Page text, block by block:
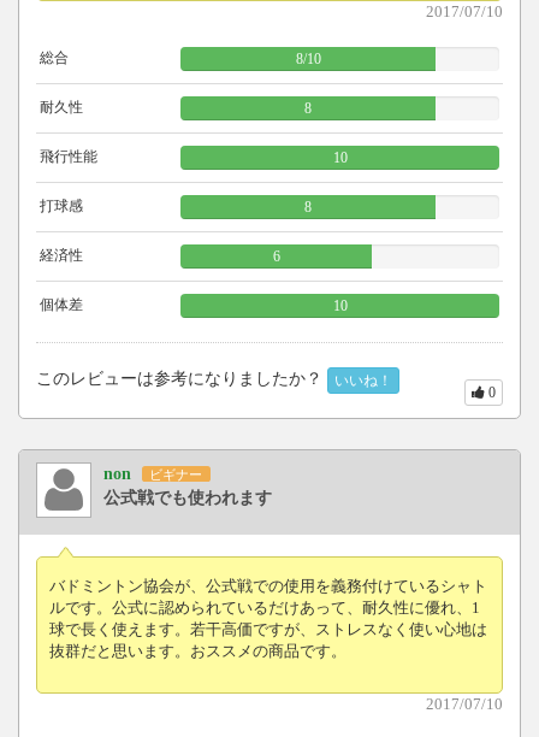
2017/07/10
総合 8/10
耐久性 8
飛行性能 10
打球感 8
経済性 6
個体差 10
このレビューは参考になりましたか？ いいね！
0
non ビギナー
公式戦でも使われます
バドミントン協会が、公式戦での使用を義務付けているシャト
ルです。公式に認められているだけあって、耐久性に優れ、1
球で長く使えます。若干高価ですが、ストレスなく使い心地は
抜群だと思います。おススメの商品です。
2017/07/10